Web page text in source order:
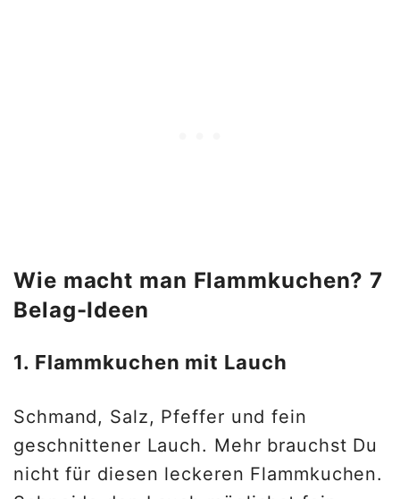
Wie macht man Flammkuchen? 7
Belag-Ideen
1. Flammkuchen mit Lauch
Schmand, Salz, Pfeffer und fein
geschnittener Lauch. Mehr brauchst Du
nicht für diesen leckeren Flammkuchen.